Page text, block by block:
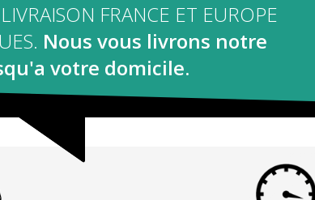
FRANCE ET EUROPE
Nous vous livrons notre
votre domicile.